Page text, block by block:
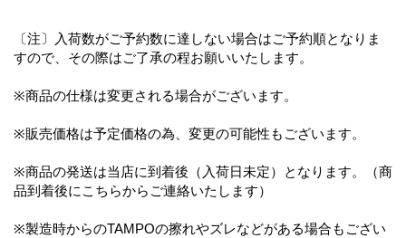
〔注〕入荷数がご予約数に達しない場合はご予約順となりま
すので、その際はご了承の程お願いいたします。
※商品の仕様は変更される場合がございます。
※販売価格は予定価格の為、変更の可能性もございます。
※商品の発送は当店に到着後（入荷日未定）となります。（商
品到着後にこちらからご連絡いたします）
※製造時からのTAMPOの擦れやズレなどがある場合もござい